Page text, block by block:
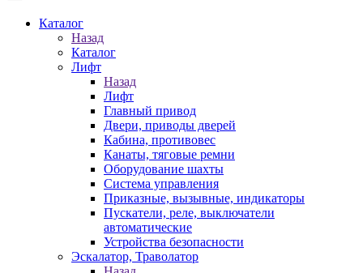
Каталог
Назад
Каталог
Лифт
Назад
Лифт
Главный привод
Двери, приводы дверей
Кабина, противовес
Канаты, тяговые ремни
Оборудование шахты
Система управления
Приказные, вызывные, индикаторы
Пускатели, реле, выключатели
автоматические
Устройства безопасности
Эскалатор, Траволатор